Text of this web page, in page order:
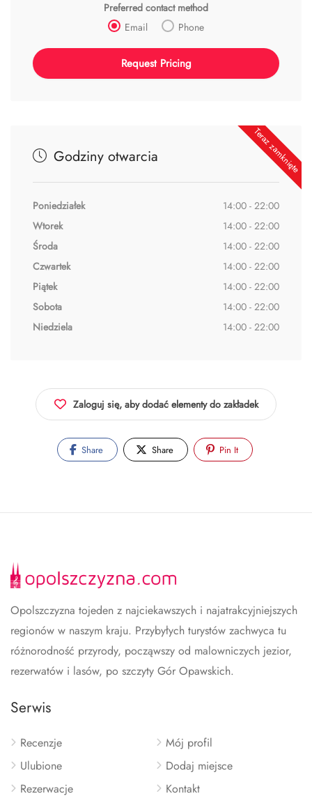
Preferred contact method
Email
Phone
Teraz zamknięte
Godziny otwarcia
Poniedziałek
14:00 - 22:00
Wtorek
14:00 - 22:00
Środa
14:00 - 22:00
Czwartek
14:00 - 22:00
Piątek
14:00 - 22:00
Sobota
14:00 - 22:00
Niedziela
14:00 - 22:00
Zaloguj się, aby dodać elementy do zakładek
Share Share Pin It
Opolszczyzna tojeden z najciekawszych i najatrakcyjniejszych
regionów w naszym kraju. Przybyłych turystów zachwyca tu
różnorodność przyrody, począwszy od malowniczych jezior,
rezerwatów i lasów, po szczyty Gór Opawskich.
Serwis
Recenzje
Ulubione
Rezerwacje
Mój profil
Dodaj miejsce
Kontakt